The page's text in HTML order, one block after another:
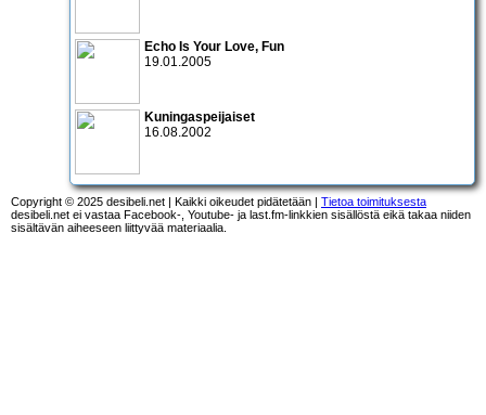
Echo Is Your Love, Fun
19.01.2005
Kuningaspeijaiset
16.08.2002
Copyright © 2025 desibeli.net | Kaikki oikeudet pidätetään | Tietoa toimituksesta
desibeli.net ei vastaa Facebook-, Youtube- ja last.fm-linkkien sisällöstä eikä takaa niiden
sisältävän aiheeseen liittyvää materiaalia.